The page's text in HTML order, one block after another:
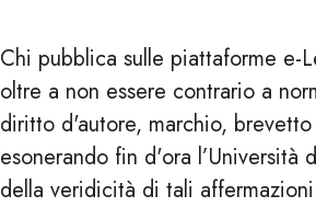
Chi pubblica sulle piattaforme e-
oltre a non essere contrario a
diritto d'autore, marchio,
esonerando fin d'ora
della veridicità di tali